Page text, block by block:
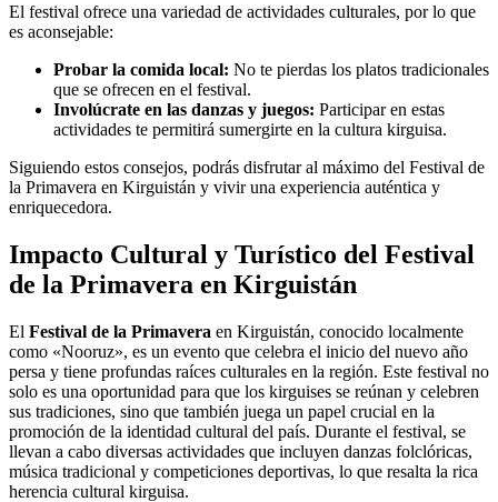
El festival ofrece una variedad de actividades culturales, por lo que
es aconsejable:
Probar la comida local: No te pierdas los platos tradicionales
que se ofrecen en el festival.
Involúcrate en las danzas y juegos: Participar en estas
actividades te permitirá sumergirte en la cultura kirguisa.
Siguiendo estos consejos, podrás disfrutar al máximo del Festival de
la Primavera en Kirguistán y vivir una experiencia auténtica y
enriquecedora.
Impacto Cultural y Turístico del Festival
de la Primavera en Kirguistán
El Festival de la Primavera en Kirguistán, conocido localmente
como «Nooruz», es un evento que celebra el inicio del nuevo año
persa y tiene profundas raíces culturales en la región. Este festival no
solo es una oportunidad para que los kirguises se reúnan y celebren
sus tradiciones, sino que también juega un papel crucial en la
promoción de la identidad cultural del país. Durante el festival, se
llevan a cabo diversas actividades que incluyen danzas folclóricas,
música tradicional y competiciones deportivas, lo que resalta la rica
herencia cultural kirguisa.